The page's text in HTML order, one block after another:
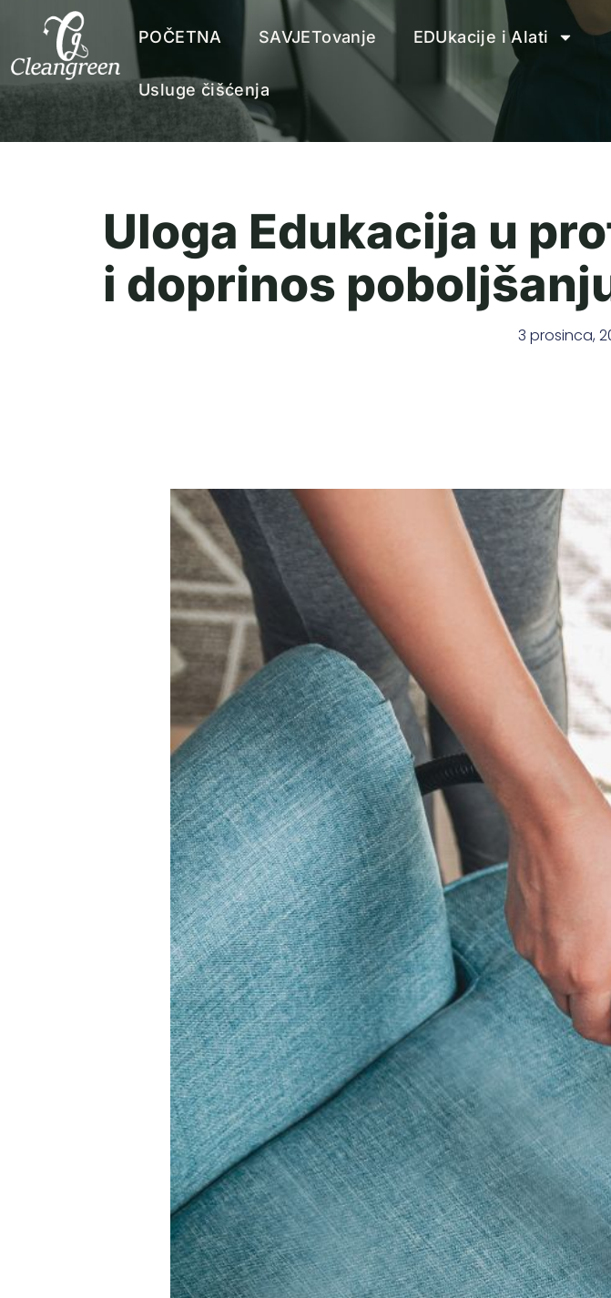
POČETNA SAVJETovanje EDUkacije i Alati
Usluge čišćenja
Uloga Edukacija u
i doprinos
3 prosinca,